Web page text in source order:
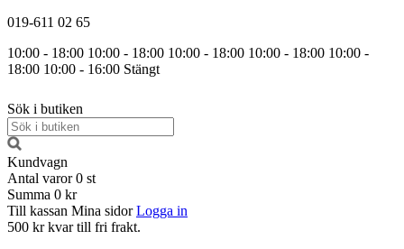
019-611 02 65
10:00 - 18:00 10:00 - 18:00 10:00 - 18:00 10:00 - 18:00 10:00 -
18:00 10:00 - 16:00 Stängt
Sök i butiken
Kundvagn
Antal varor 0 st
Summa 0 kr
Till kassan Mina sidor Logga in
500 kr kvar till fri frakt.